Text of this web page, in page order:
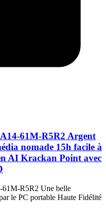
61M-R5R2 Argent
nomade 15h facile à
AI Krackan Point avec
61M-R5R2 Une belle
le PC portable Haute Fidélité